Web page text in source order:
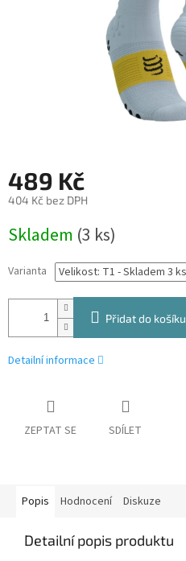
489 Kč
404 Kč bez DPH
cena:
Skladem (3 ks)
Varianta
Přidat do košíku
Detailní informace
ZEPTAT SE SDÍLET
Popis Hodnocení Diskuze
Detailní popis produktu